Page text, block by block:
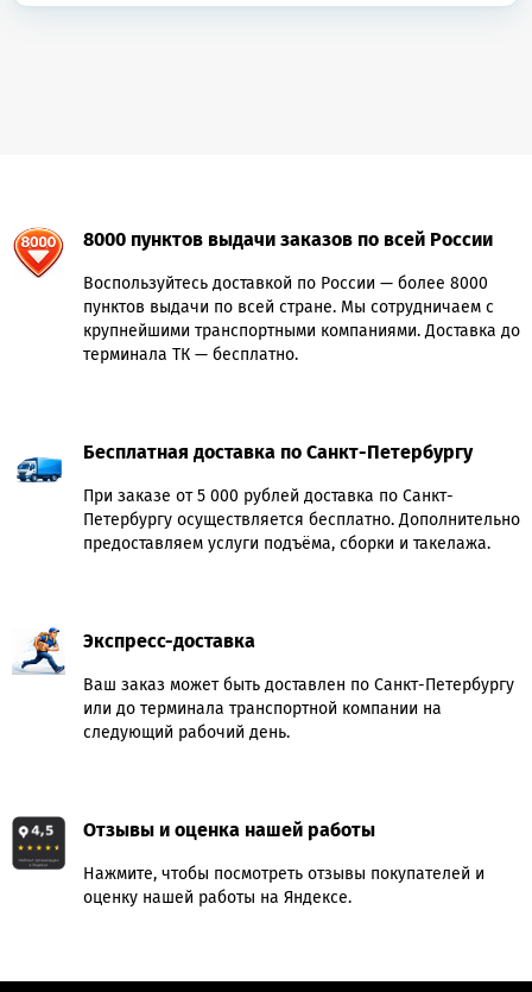
8000 пунктов выдачи заказов по всей России
Воспользуйтесь доставкой по России — более 8000
пунктов выдачи по всей стране. Мы сотрудничаем с
крупнейшими транспортными компаниями. Доставка до
терминала ТК — бесплатно.
Бесплатная доставка по Санкт-Петербургу
При заказе от 5 000 рублей доставка по Санкт-
Петербургу осуществляется бесплатно. Дополнительно
предоставляем услуги подъёма, сборки и такелажа.
Экспресс-доставка
Ваш заказ может быть доставлен по Санкт-Петербургу
или до терминала транспортной компании на
следующий рабочий день.
Отзывы и оценка нашей работы
Нажмите, чтобы посмотреть отзывы покупателей и
оценку нашей работы на Яндексе.